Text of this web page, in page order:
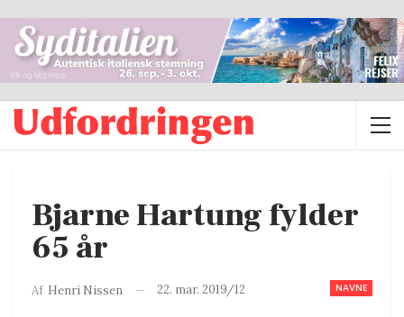
Bjarne Hartung fylder
65 år
NAVNE
Af Henri Nissen 22. mar. 2019/12